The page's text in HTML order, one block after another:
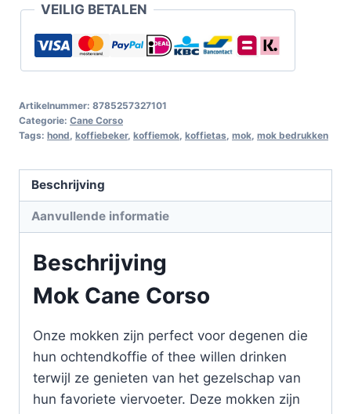
VEILIG BETALEN
Artikelnummer: 8785257327101
Categorie: Cane Corso
Tags: hond koffiebeker, koffiemok koffietas mok mok bedrukken
Beschrijving
Aanvullende informatie
Beschrijving
Mok Cane Corso
Onze mokken zijn perfect voor degenen die
hun ochtendkoffie of thee willen drinken
terwijl ze genieten van het gezelschap van
hun favoriete viervoeter. Deze mokken zijn